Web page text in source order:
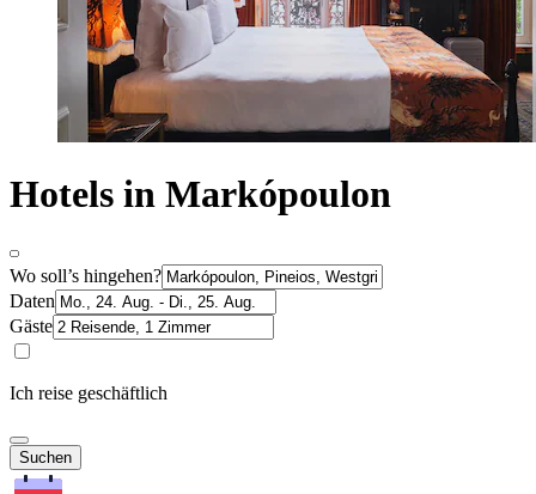
Hotels in Markópoulon
Wo soll’s hingehen?
Daten
Gäste
Ich reise geschäftlich
Suchen